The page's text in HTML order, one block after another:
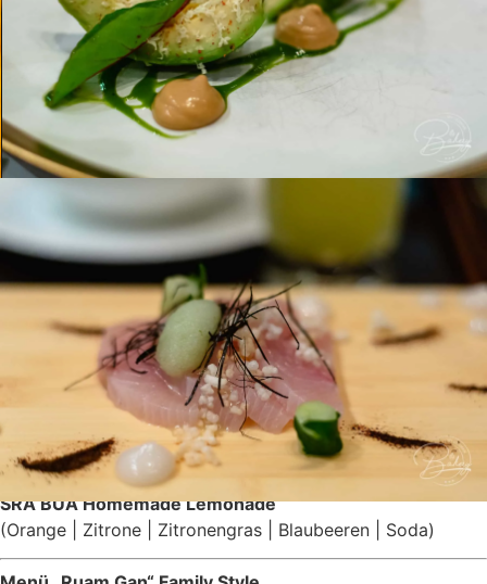
Speisekarte im Sra Bua Berlin by
Tim Raue
Drinks in der Sra Bua Bar
ESTELLA SEASON
(Ingwer | Himbeere | Minze | Limette | Pfirsich | Ginger
Ale)
MINT GARDEN
(Guave | Zitrone | Sellerie-Honig | Bitter Lemon | Minze)
SRA BUA Homemade Lemonade
(Orange | Zitrone | Zitronengras | Blaubeeren | Soda)